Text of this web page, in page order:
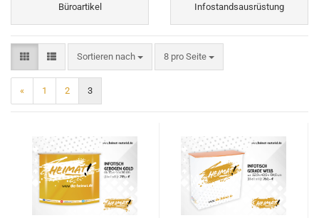
Büroartikel Infostandsausrüstung
Sortieren nach
Sortieren nach 8 pro Seite
pro Seite
« 1 2 3